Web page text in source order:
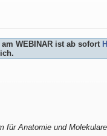
WEBINAR ist ab sofort
für Anatomie und